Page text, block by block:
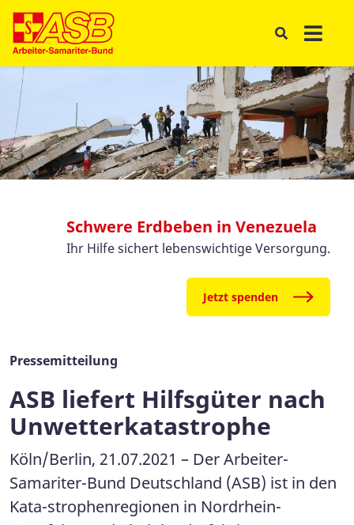
Schwere Erdbeben in Venezuela
Ihr Hilfe sichert lebenswichtige Versorgung.
Jetzt spenden
Pressemitteilung
ASB liefert Hilfsgüter nach
Unwetterkatastrophe
Köln/Berlin, 21.07.2021 – Der Arbeiter-
Samariter-Bund Deutschland (ASB) ist in den
Kata-strophenregionen in Nordrhein-